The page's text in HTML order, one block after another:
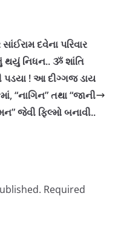
દવેના પરિવાર
થયું નિધન.. ૐ શાંતિ
પડયા ! આ દીગ્ગજ ડાય
“નાગિન” તથા “જાની
જેવી ફિલ્મો બનાવી..
Required